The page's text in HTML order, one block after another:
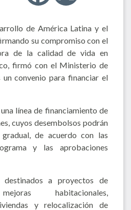
de América Latina y el
su compromiso con el
de la calidad de vida en
firmó con el Ministerio de
un convenio para financiar el
línea de financiamiento de
cuyos desembolsos podrán
de acuerdo con las
y las aprobaciones
destinados a proyectos de
habitacionales,
y relocalización de